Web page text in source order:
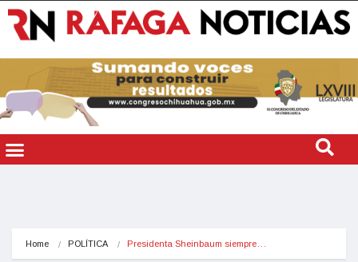
Home POLÍTICA Presidenta Sheinbaum siempre…